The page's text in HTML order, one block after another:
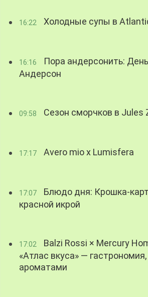
16:22 Холодные супы в
16:16
Пора андерсонить:
Андерсон
09:58 Сезон сморчков в Jules
17:17 Avero mio x Lumisfera
17:07
Блюдо дня: Крошка-
красной икрой
17:02
Balzi Rossi × Mercury
«Атлас вкуса» —
ароматами